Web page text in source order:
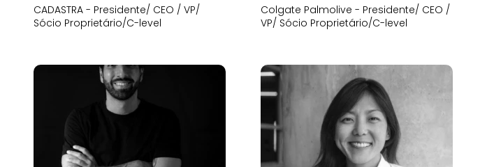
CADASTRA - Presidente/ CEO / VP/
Sócio Proprietário/C-level
Colgate Palmolive - Presidente/ CEO /
VP/ Sócio Proprietário/C-level